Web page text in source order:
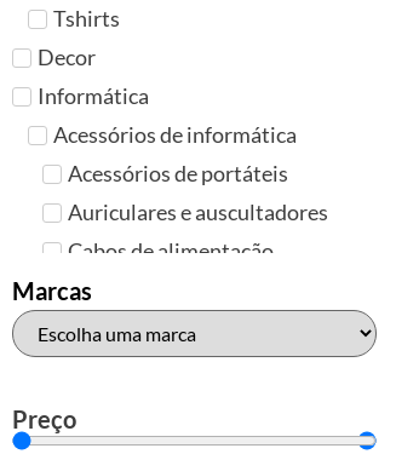
Tshirts
Decor
Informática
Acessórios de informática
Acessórios de portáteis
Auriculares e auscultadores
Cabos de alimentação
Colunas de Som
Hubs
Leitores de cartões
Malas, mochilas e bolsas
Marcas
Preço